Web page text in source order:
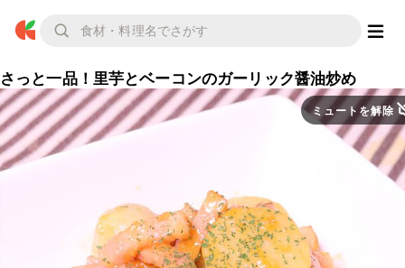
さっと一品！里芋とベーコンのガーリック醤油炒め
ミュートを解除